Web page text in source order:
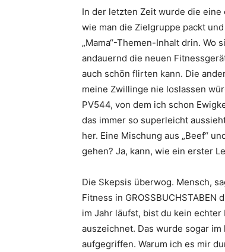
In der letzten Zeit wurde die
wie man die Zielgruppe packt
„Mama“-Themen-Inhalt drin.
andauernd die neuen
auch schön flirten kann. Die
meine Zwillinge nie loslassen
PV544, von dem ich schon
das immer so superleicht
her. Eine Mischung aus „Beef“
gehen? Ja, kann, wie ein erster
Die Skepsis überwog. Mensch,
Fitness in
im Jahr läufst, bist du kein
auszeichnet. Das wurde sogar
aufgegriffen. Warum ich es mir